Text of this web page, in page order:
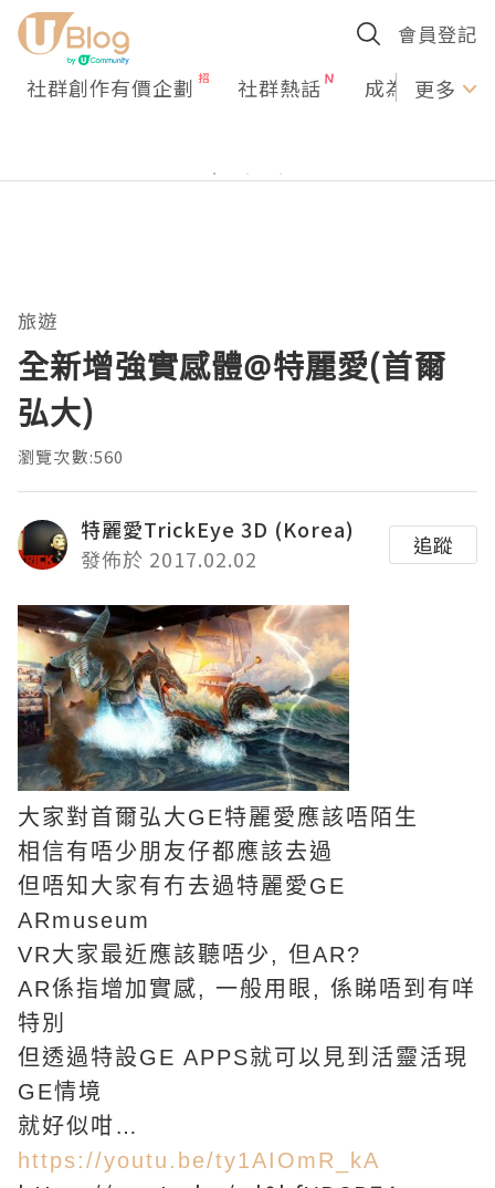
會員登記
社群創作有價企劃 社群熱話 成為U更多
旅遊
全新增強實感體@特麗愛(首爾
弘大)
瀏覽次數:560
特麗愛TrickEye 3D (Korea)
發佈於 2017.02.02
追蹤
大家對首爾弘大GE特麗愛應該唔陌生
相信有唔少朋友仔都應該去過
但唔知大家有冇去過特麗愛GE
ARmuseum
VR大家最近應該聽唔少, 但AR?
AR係指增加實感, 一般用眼, 係睇唔到有咩
特別
但透過特設GE APPS就可以見到活靈活現
GE情境
就好似咁…
https://youtu.be/ty1AIOmR_kA